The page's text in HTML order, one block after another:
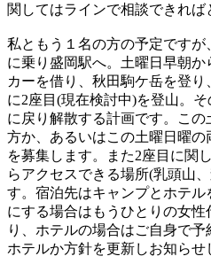
関してはラインで相談できれば
私ともう１名の方の予定です
に乗り盛岡駅へ。土曜日早朝
カーを借り、秋田駒ケ岳を登
に2座目(現在検討中)を登山。
に戻り解散する計画です。こ
方か、あるいはこの土曜日曜
を募集します。また2座目に関
らアクセスできる場所(乳頭山
す。宿泊先はキャンプとホテ
にする場合はもうひとりの女
り、ホテルの場合はご自身で
ホテルか方針を更新しお知らせ